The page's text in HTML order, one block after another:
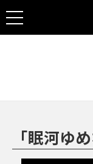
「眠河ゆ